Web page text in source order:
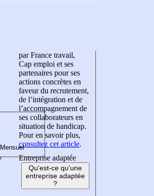
par France travail,
Cap emploi et ses
partenaires pour ses
actions concrètes en
faveur du recrutement,
de l’intégration et de
l’accompagnement de
ses collaborateurs en
situation de handicap.
Pour en savoir plus,
consultez cet article.
Entreprise adaptée
Qu'est-ce qu'une
entreprise adaptée
?